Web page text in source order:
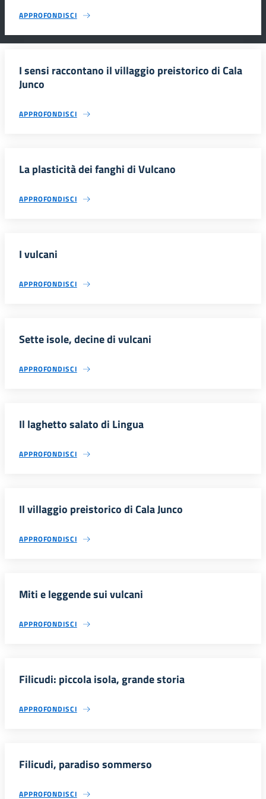
APPROFONDISCI
I sensi raccontano il villaggio preistorico di Cala
Junco
APPROFONDISCI
La plasticità dei fanghi di Vulcano
APPROFONDISCI
I vulcani
APPROFONDISCI
Sette isole, decine di vulcani
APPROFONDISCI
Il laghetto salato di Lingua
APPROFONDISCI
Il villaggio preistorico di Cala Junco
APPROFONDISCI
Miti e leggende sui vulcani
APPROFONDISCI
Filicudi: piccola isola, grande storia
APPROFONDISCI
Filicudi, paradiso sommerso
APPROFONDISCI